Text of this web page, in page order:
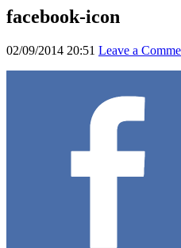
facebook-icon
02/09/2014 20:51 Leave a